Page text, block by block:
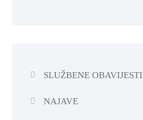
SLUŽBENE OBAVIJESTI
NAJAVE